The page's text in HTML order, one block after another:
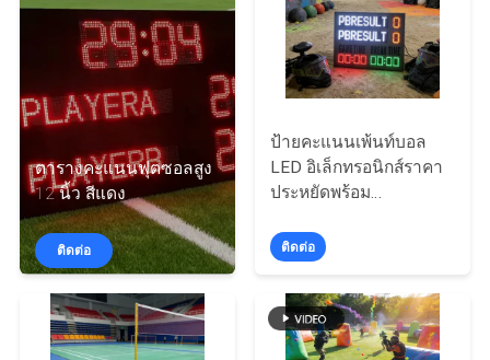
ทัวร์
โรงงาน
ควบคุม
คุณภาพ
ตารางคะแนนฟุตซอลสูง
12 นิ้ว สีแดง
ติดต่อ
ป้ายคะแนนเพ้นท์บอล
LED อิเล็กทรอนิกส์ราคา
ประหยัดพร้อม
ติดต่อ